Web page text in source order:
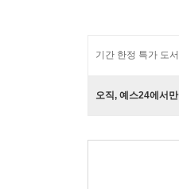
기간 한정 특가 도서
오직, 예스24에서만